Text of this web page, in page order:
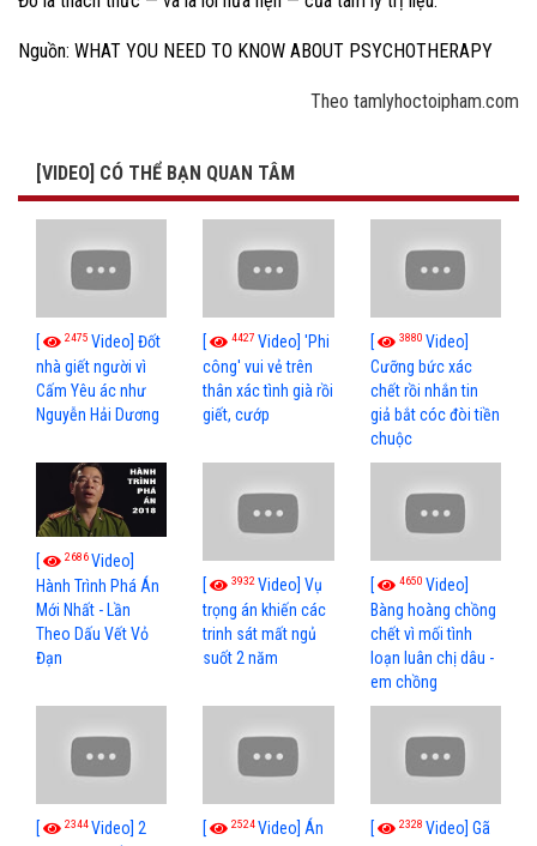
Nguồn: WHAT YOU NEED TO KNOW ABOUT PSYCHOTHERAPY
Theo tamlyhoctoipham.com
[VIDEO] CÓ THỂ BẠN QUAN TÂM
[ 2475 Video] Đốt
nhà giết người vì
Cấm Yêu ác như
Nguyễn Hải Dương
[ 4427Video] 'Phi
công' vui vẻ trên
thân xác tình già rồi
giết, cướp
[ 3880 Video]
Cưỡng bức xác
chết rồi nhắn tin
giả bắt cóc đòi tiền
chuộc
[ 2686Video]
Hành Trình Phá Án
Mới Nhất - Lần
Theo Dấu Vết Vỏ
Đạn
[ 3932Video] Vụ
trọng án khiến các
trinh sát mất ngủ
suốt 2 năm
[ 4650 Video]
Bàng hoàng chồng
chết vì mối tình
loạn luân chị dâu -
em chồng
[ 2344Video] 2
[ 2524Video] Án
[ 2328 Video] Gã